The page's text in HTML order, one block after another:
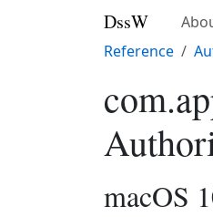
DssW
Reference
macOS